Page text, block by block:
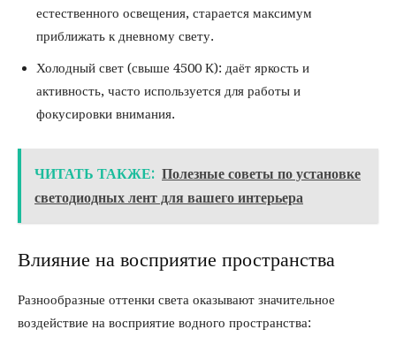
естественного освещения, старается максимум
приближать к дневному свету.
Холодный свет (свыше 4500 К): даёт яркость и
активность, часто используется для работы и
фокусировки внимания.
ЧИТАТЬ ТАКЖЕ: Полезные советы по установке
светодиодных лент для вашего интерьера
Влияние на восприятие пространства
Разнообразные оттенки света оказывают значительное
воздействие на восприятие водного пространства: